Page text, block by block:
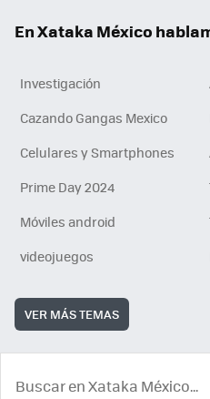
En Xataka México
Investigación
Cazando Gangas Mexico
Celulares y Smartphones
Prime Day 2024
Móviles android
videojuegos
VER MÁS TEMAS